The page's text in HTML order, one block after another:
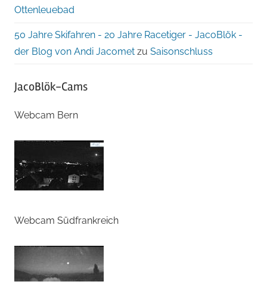
Ottenleuebad
50 Jahre Skifahren - 20 Jahre Racetiger - JacoBlök -
der Blog von Andi Jacomet zu Saisonschluss
JacoBlök-Cams
Webcam Bern
Webcam Südfrankreich